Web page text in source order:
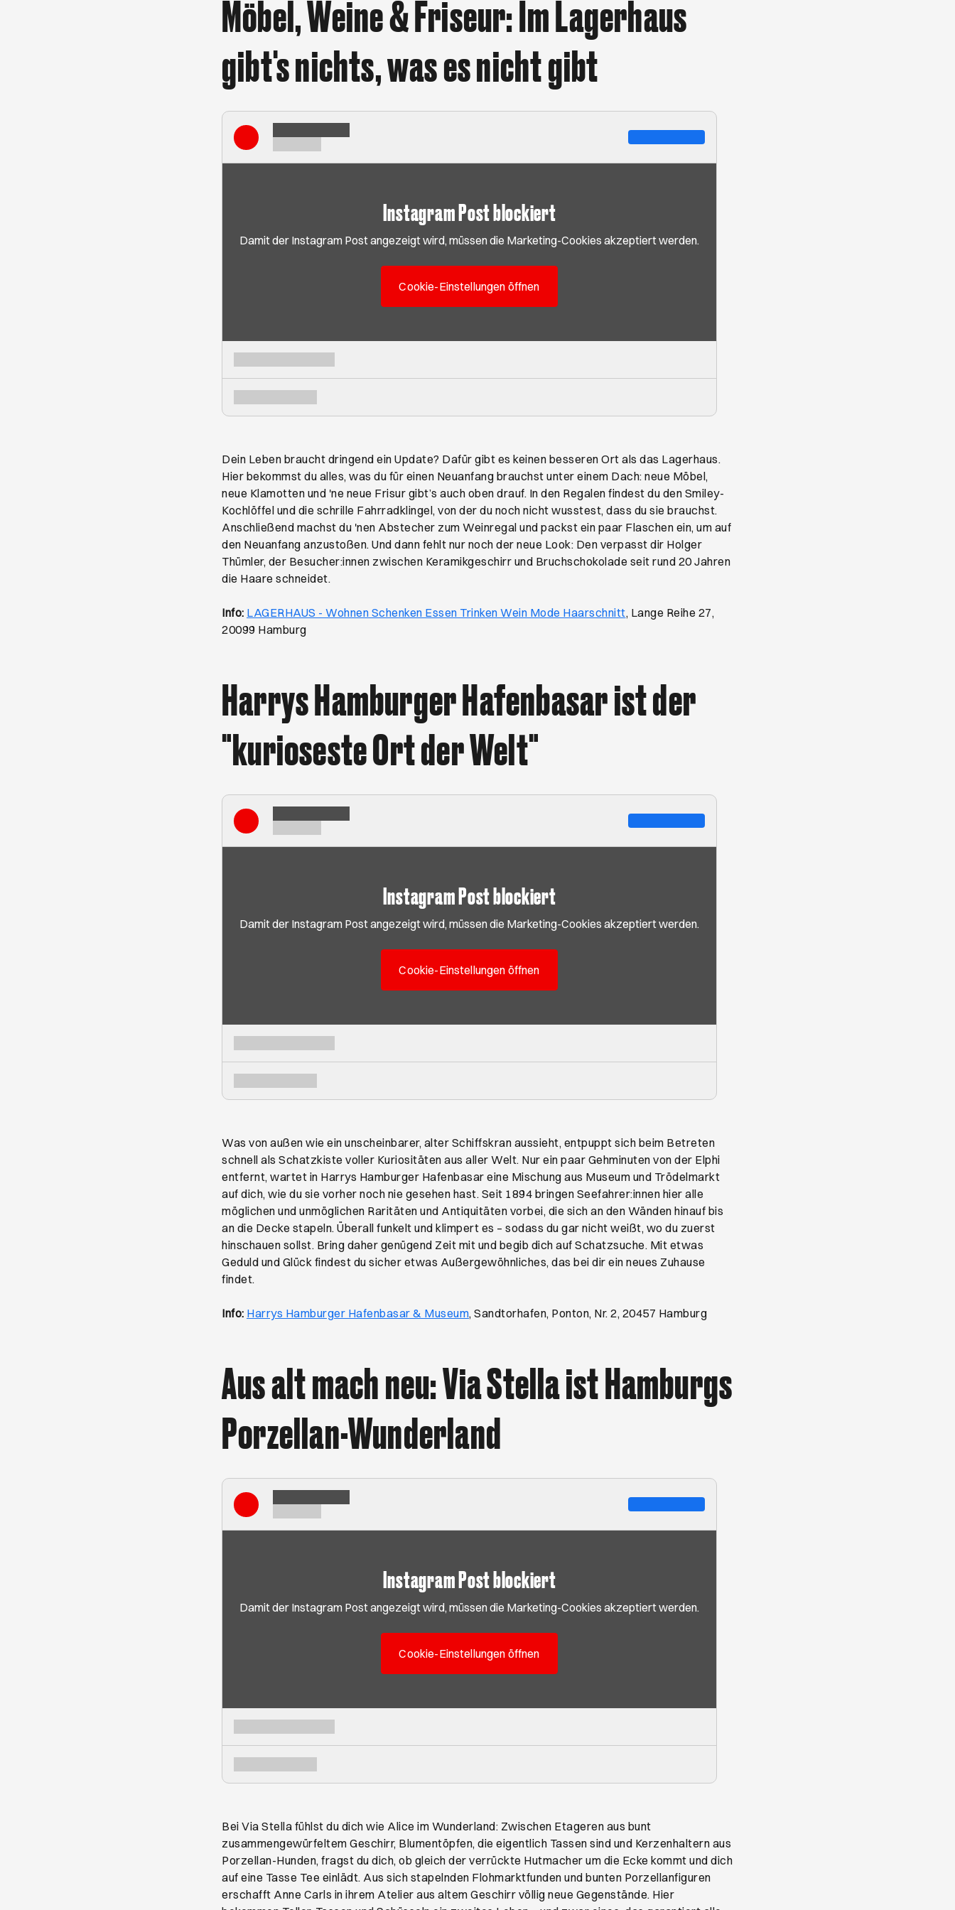
Möbel, Weine & Friseur: Im Lagerhaus
gibt's nichts, was es nicht gibt
Instagram Post blockiert
Damit der Instagram Post angezeigt wird, müssen die Marketing-Cookies akzeptiert werden.
Cookie-Einstellungen öffnen
Dein Leben braucht dringend ein Update? Dafür gibt es keinen besseren Ort als das Lagerhaus.
Hier bekommst du alles, was du für einen Neuanfang brauchst unter einem Dach: neue Möbel,
neue Klamotten und 'ne neue Frisur gibt’s auch oben drauf. In den Regalen findest du den Smiley-
Kochlöffel und die schrille Fahrradklingel, von der du noch nicht wusstest, dass du sie brauchst.
Anschließend machst du 'nen Abstecher zum Weinregal und packst ein paar Flaschen ein, um auf
den Neuanfang anzustoßen. Und dann fehlt nur noch der neue Look: Den verpasst dir Holger
Thümler, der Besucher:innen zwischen Keramikgeschirr und Bruchschokolade seit rund 20 Jahren
die Haare schneidet.
Info: LAGERHAUS - Wohnen Schenken Essen Trinken Wein Mode HaarschnittÖffnet ein neues Browser-Tab
, Lange Reihe 27,
20099 Hamburg
Harrys Hamburger Hafenbasar ist der
"kurioseste Ort der Welt"
Instagram Post blockiert
Damit der Instagram Post angezeigt wird, müssen die Marketing-Cookies akzeptiert werden.
Cookie-Einstellungen öffnen
Was von außen wie ein unscheinbarer, alter Schiffskran aussieht, entpuppt sich beim Betreten
schnell als Schatzkiste voller Kuriositäten aus aller Welt. Nur ein paar Gehminuten von der Elphi
entfernt, wartet in Harrys Hamburger Hafenbasar eine Mischung aus Museum und Trödelmarkt
auf dich, wie du sie vorher noch nie gesehen hast. Seit 1894 bringen Seefahrer:innen hier alle
möglichen und unmöglichen Raritäten und Antiquitäten vorbei, die sich an den Wänden hinauf bis
an die Decke stapeln. Überall funkelt und klimpert es – sodass du gar nicht weißt, wo du zuerst
hinschauen sollst. Bring daher genügend Zeit mit und begib dich auf Schatzsuche. Mit etwas
Geduld und Glück findest du sicher etwas Außergewöhnliches, das bei dir ein neues Zuhause
findet.
Info: Harrys Hamburger Hafenbasar & MuseumÖffnet ein neues Browser-Tab
, Sandtorhafen, Ponton, Nr. 2, 20457 Hamburg
Aus alt mach neu: Via Stella ist Hamburgs
Porzellan-Wunderland
Instagram Post blockiert
Damit der Instagram Post angezeigt wird, müssen die Marketing-Cookies akzeptiert werden.
Cookie-Einstellungen öffnen
Bei Via Stella fühlst du dich wie Alice im Wunderland: Zwischen Etageren aus bunt
zusammengewürfeltem Geschirr, Blumentöpfen, die eigentlich Tassen sind und Kerzenhaltern aus
Porzellan-Hunden, fragst du dich, ob gleich der verrückte Hutmacher um die Ecke kommt und dich
auf eine Tasse Tee einlädt. Aus sich stapelnden Flohmarktfunden und bunten Porzellanfiguren
erschafft Anne Carls in ihrem Atelier aus altem Geschirr völlig neue Gegenstände. Hier